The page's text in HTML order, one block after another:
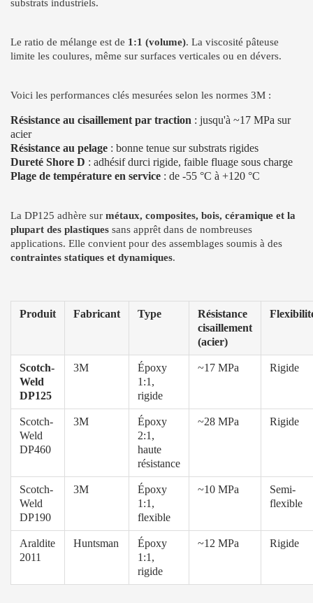
substrats industriels.
Le ratio de mélange est de 1:1 (volume). La viscosité pâteuse
limite les coulures, même sur surfaces verticales ou en dévers.
Voici les performances clés mesurées selon les normes 3M :
Résistance au cisaillement par traction : jusqu'à ~17 MPa sur
acier
Résistance au pelage : bonne tenue sur substrats rigides
Dureté Shore D : adhésif durci rigide, faible fluage sous charge
Plage de température en service : de -55 °C à +120 °C
La DP125 adhère sur métaux, composites, bois, céramique et la
plupart des plastiques sans apprêt dans de nombreuses
applications. Elle convient pour des assemblages soumis à des
contraintes statiques et dynamiques.
Produit Fabricant Type
Résistance
cisaillement
(acier)
Scotch-
Weld
DP125
3M
Époxy
1:1,
rigide
~17 MPa Rigide
Scotch-
Weld
DP460
3M
Époxy
2:1,
haute
résistance
~28 MPa Rigide
Scotch-
Weld
DP190
3M
Époxy
1:1,
flexible
~10 MPa
Semi-
flexible
Araldite
2011
Huntsman
Époxy
1:1,
rigide
~12 MPa Rigide